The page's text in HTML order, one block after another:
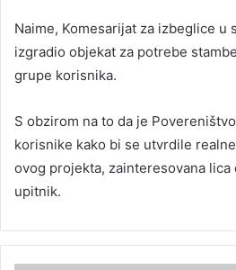
Naime, Komesarijat za izbeglice u
izgradio objekat za potrebe
grupe korisnika.
S obzirom na to da je
korisnike kako bi se utvrdile
ovog projekta, zainteresovana lica
upitnik.